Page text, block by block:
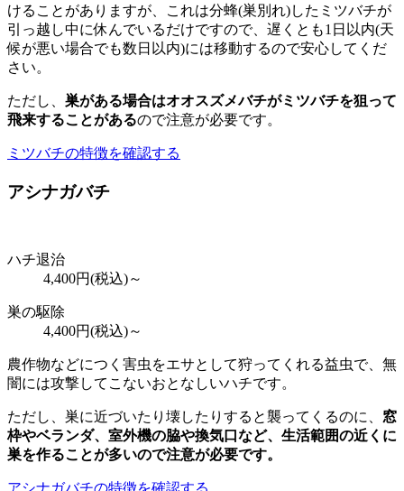
けることがありますが、これは分蜂(巣別れ)したミツバチが
引っ越し中に休んでいるだけですので、遅くとも1日以内(天
候が悪い場合でも数日以内)には移動するので安心してくだ
さい。
ただし、 巣がある場合はオオスズメバチがミツバチを狙って
飛来することがあるので注意が必要です。
ミツバチの特徴を確認する
アシナガバチ
ハチ退治
4,400円(税込)～
巣の駆除
4,400円(税込)～
農作物などにつく害虫をエサとして狩ってくれる益虫で、無
闇には攻撃してこないおとなしいハチです。
ただし、巣に近づいたり壊したりすると襲ってくるのに、 窓
枠やベランダ、室外機の脇や換気口など、 生活範囲の近くに
巣を作ることが多いので注意が必要です。